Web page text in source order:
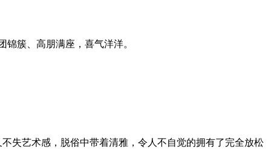
簇、高朋满座，喜气洋洋。
失艺术感，脱俗中带着清雅，令人不自觉的拥有了完全放松